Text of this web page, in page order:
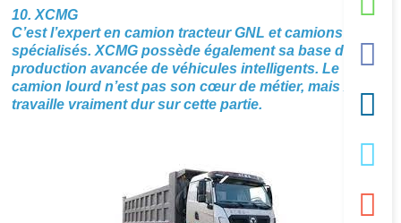
10. XCMG
C’est l’expert en camion tracteur GNL et camions
spécialisés. XCMG possède également sa base de
production avancée de véhicules intelligents. Le
camion lourd n’est pas son cœur de métier, mais XCMG
travaille vraiment dur sur cette partie.